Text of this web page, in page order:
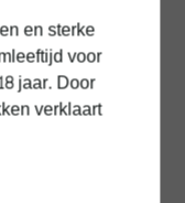
en sterke
voor
jaar. Door
verklaart